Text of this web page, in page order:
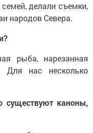
делали съемки,
народов Севера.
рыба, нарезанная
нас несколько
существуют каноны,